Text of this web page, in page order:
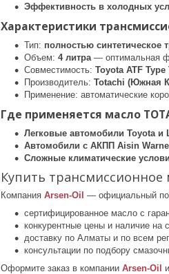
Эффективность в холодных
Характеристики
Тип: полностью синтетическое
Объем: 4 литра— оптимальная
Совместимость: Toyota ATF
Производитель: Totachi (Южная
Применение: автоматические
Где применяется масло
Легковые автомобили Toyota и
Автомобили с АКПП Aisin
Сложные климатические
Купить трансмиссионное
Компания Arsen-Oil — официальный
сертифицированное масло с
конкурентные цены и наличие на
доставку по Алматы и по всем
консультации по подбору
Оформите заказ в компании Arsen-Oil